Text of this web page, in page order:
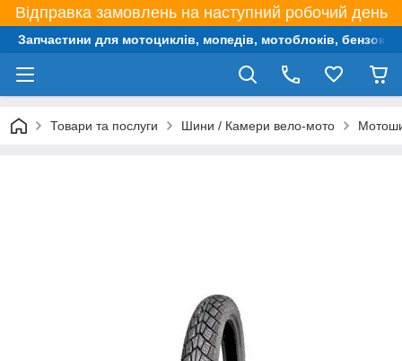
Відправка замовлень на наступний робочий день
Запчастини для мотоциклів, мопедів, мотоблоків,
Товари та послуги Шини / Камери вело-мото